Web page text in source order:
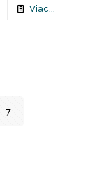
Viac...
7